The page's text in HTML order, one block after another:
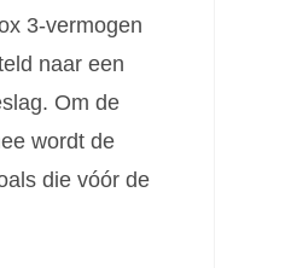
3-vermogen
naar een
Om de
wordt de
die vóór de